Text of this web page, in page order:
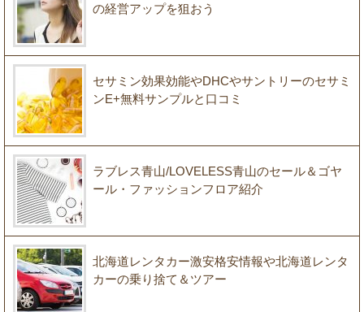
の経営アップを狙おう
セサミン効果効能やDHCやサントリーのセサミ
ンE+無料サンプルと口コミ
ラブレス青山/LOVELESS青山のセール＆ゴヤ
ール・ファッションフロア紹介
北海道レンタカー激安格安情報や北海道レンタ
カーの乗り捨て＆ツアー